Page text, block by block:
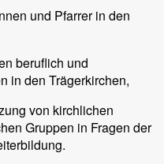
und Pfarrer in den
beruflich und
in den Trägerkirchen,
von kirchlichen
Gruppen in Fragen der